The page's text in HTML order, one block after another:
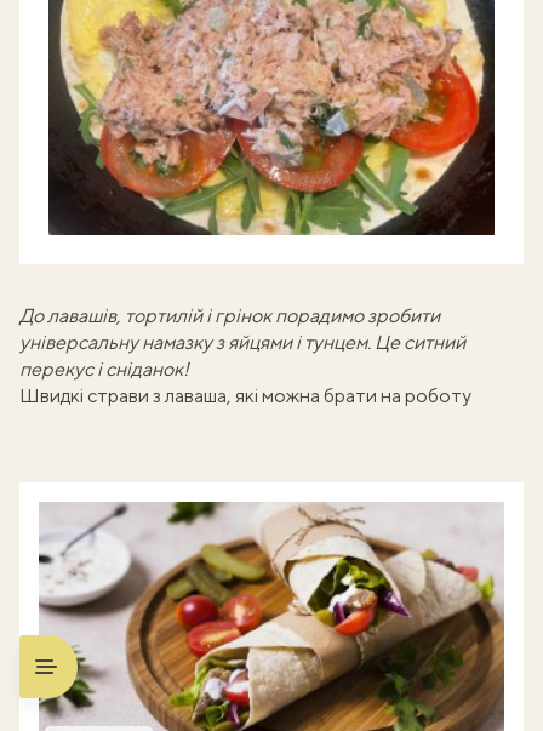
До лавашів, тортилій і грінок порадимо зробити
універсальнунамазку з яйцями і тунцем. Це ситний
перекус і сніданок!
Швидкі страви з лаваша, які можна брати на роботу